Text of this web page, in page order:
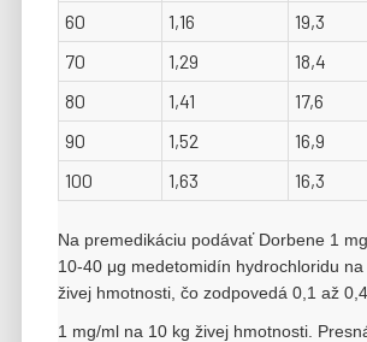
60
1,16 19,3
70
1,29 18,4
80
1,41 17,6
90
1,52 16,9
100
1,63 16,3
Na premedikáciu podávať Dorbene 1
10-40 μg medetomidín hydrochloridu na
živej hmotnosti, čo zodpovedá 0,1 až
1 mg/ml na 10 kg živej hmotnosti.